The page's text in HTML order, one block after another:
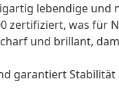
lebendige und
zertifiziert, was für
und brillant,
garantiert